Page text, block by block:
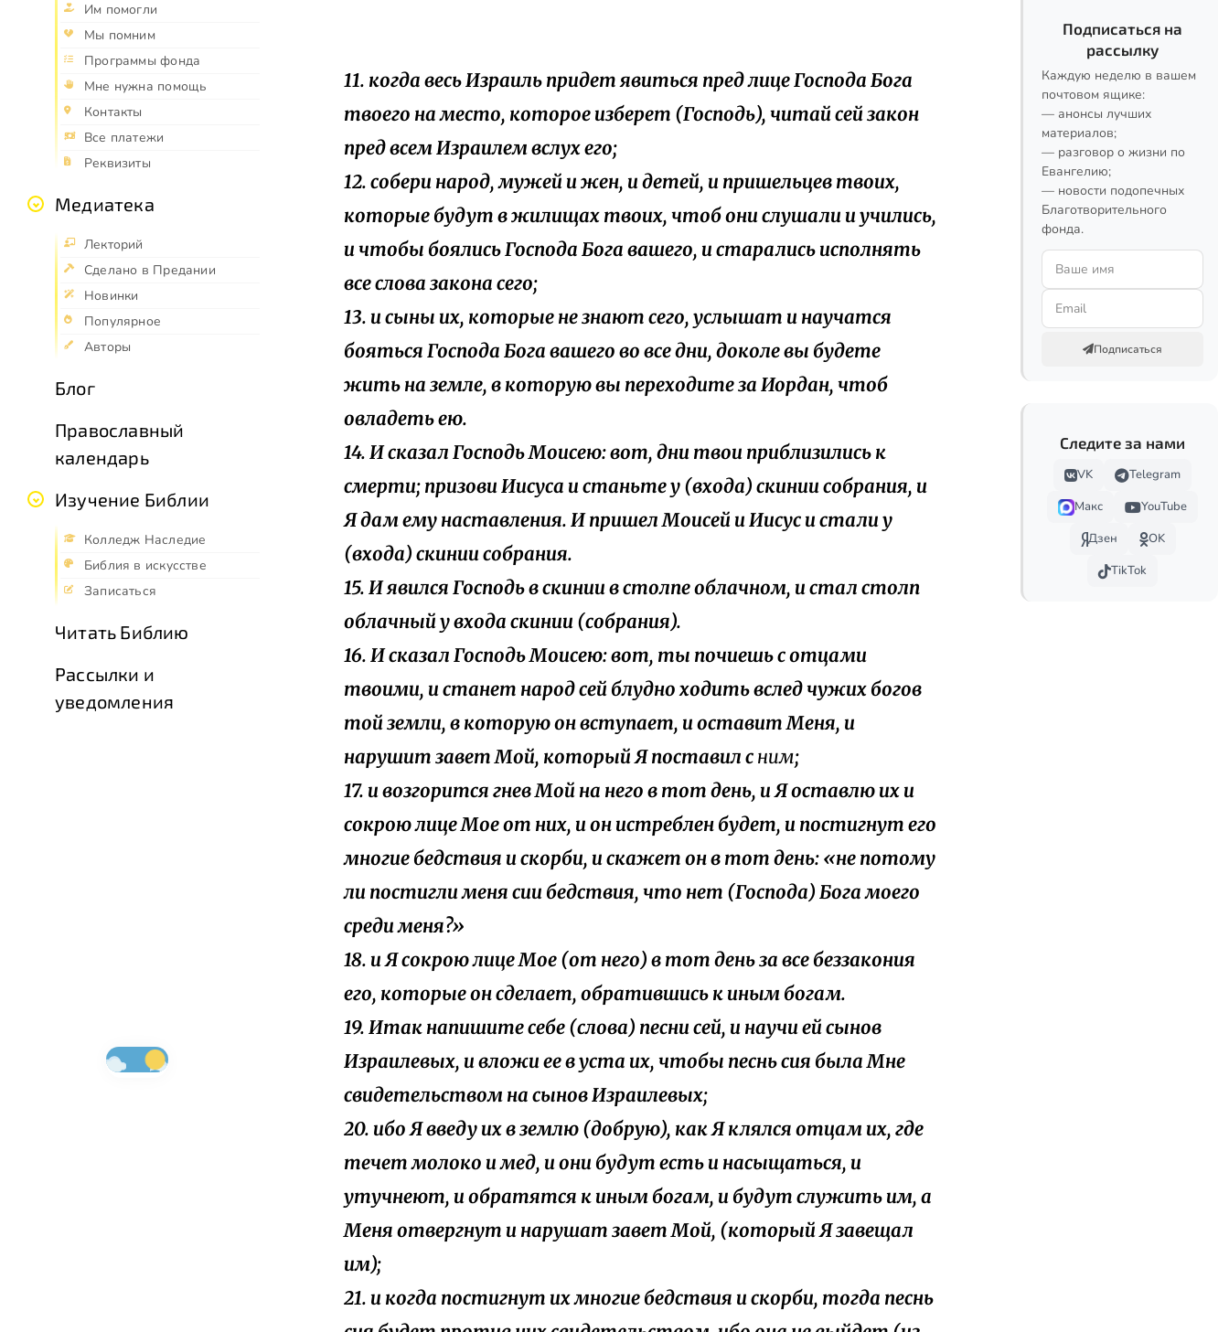
Им помогли
Мы помним
Программы фонда
Мне нужна помощь
Контакты
Все платежи
Реквизиты
Медиатека
Лекторий
Сделано в Предании
Новинки
Популярное
Авторы
Блог
Православный
календарь
Изучение Библии
Колледж Наследие
Библия в искусстве
Записаться
Читать Библию
Рассылки и
уведомления
11. когда весь Израиль придет явиться пред лице Господа Бога
твоего на место, которое изберет (Господь), читай сей закон
пред всем Израилем вслух его;
12. собери народ, мужей и жен, и детей, и пришельцев твоих,
которые будут в жилищах твоих, чтоб они слушали и учились,
и чтобы боялись Господа Бога вашего, и старались исполнять
все слова закона сего;
13. и сыны их, которые не знают сего, услышат и научатся
бояться Господа Бога вашего во все дни, доколе вы будете
жить на земле, в которую вы переходите за Иордан, чтоб
овладеть ею.
14. И сказал Господь Моисею: вот, дни твои приблизились к
смерти; призови Иисуса и станьте у (входа) скинии собрания, и
Я дам ему наставления. И пришел Моисей и Иисус и стали у
(входа) скинии собрания.
15. И явился Господь в скинии в столпе облачном, и стал столп
облачный у входа скинии (собрания).
16. И сказал Господь Моисею: вот, ты почиешь с отцами
твоими, и станет народ сей блудно ходить вслед чужих богов
той земли, в которую он вступает, и оставит Меня, и
нарушит завет Мой, который Я поставил с ним;
17. и возгорится гнев Мой на него в тот день, и Я оставлю их и
сокрою лице Мое от них, и он истреблен будет, и постигнут его
многие бедствия и скорби, и скажет он в тот день: «не потому
ли постигли меня сии бедствия, что нет (Господа) Бога моего
среди меня?»
18. и Я сокрою лице Мое (от него) в тот день за все беззакония
его, которые он сделает, обратившись к иным богам.
19. Итак напишите себе (слова) песни сей, и научи ей сынов
Израилевых, и вложи ее в уста их, чтобы песнь сия была Мне
свидетельством на сынов Израилевых;
20. ибо Я введу их в землю (добрую), как Я клялся отцам их, где
течет молоко и мед, и они будут есть и насыщаться, и
утучнеют, и обратятся к иным богам, и будут служить им, а
Меня отвергнут и нарушат завет Мой, (который Я завещал
им);
21. и когда постигнут их многие бедствия и скорби, тогда песнь
Подписаться на
рассылку
Каждую неделю в вашем
почтовом ящике:
— анонсы лучших
материалов;
— разговор о жизни по
Евангелию;
— новости подопечных
Благотворительного
фонда.
Подписаться
Следите за нами
VK
Telegram
Макс
YouTube
Дзен
OK
TikTok